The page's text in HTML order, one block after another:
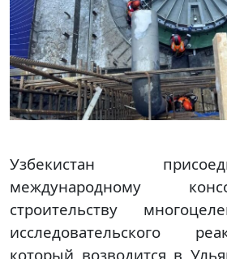
Узбекистан
международному
строительству
исследовательского
который возводится в